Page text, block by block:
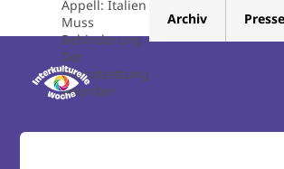
Appell: Italien
Muss
Behinderung
Der
Seenotrettung
Beenden
Archiv Presse